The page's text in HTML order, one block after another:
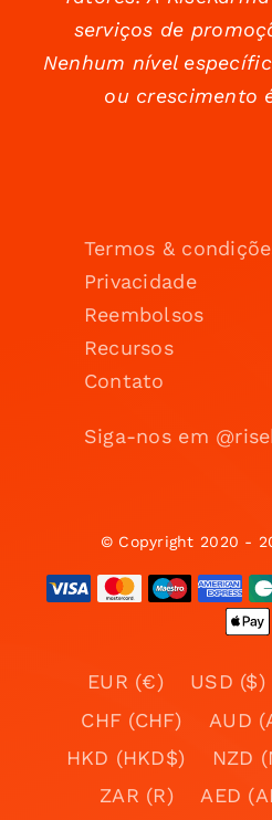
serviços de
Nenhum nível
ou crescimento
Termos &
Privacidade
Reembolsos
Recursos
Contato
Siga-nos em
© Copyright 2020 -
EUR (€) USD ($)
CHF (CHF)
AUD
HKD (HKD$)
NZD
ZAR (R)
AED